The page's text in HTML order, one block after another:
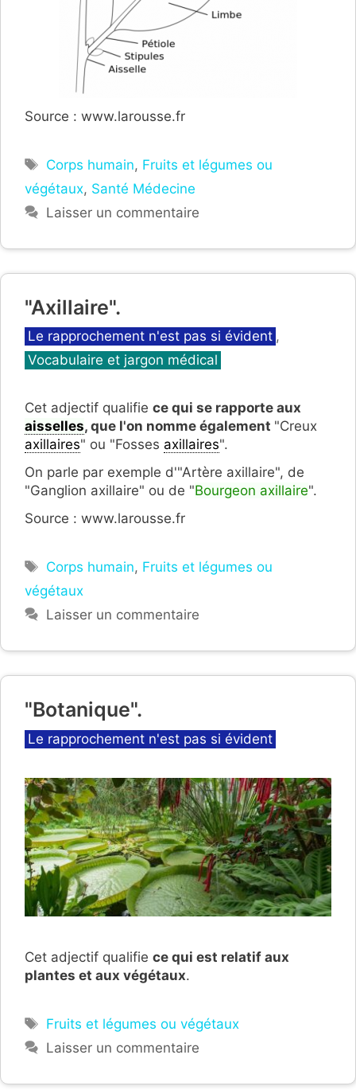
Source : www.larousse.fr
Étiquettes
Corps humain, Fruits et légumes ou
végétaux, Santé Médecine
Laisser un commentaire
"Axillaire".
Catégories
Le rapprochement n'est pas si évident ,
Vocabulaire et jargon médical
Cet adjectif qualifie ce qui se rapporte aux
aisselles, que l'on nomme également "Creux
axillaires" ou "Fosses axillaires".
On parle par exemple d'"Artère axillaire", de
"Ganglion axillaire" ou de "Bourgeon axillaire".
Source : www.larousse.fr
Étiquettes
Corps humain, Fruits et légumes ou
végétaux
Laisser un commentaire
"Botanique".
Catégories
Le rapprochement n'est pas si évident
Cet adjectif qualifie ce qui est relatif aux
plantes et aux végétaux.
Étiquettes
Fruits et légumes ou végétaux
Laisser un commentaire